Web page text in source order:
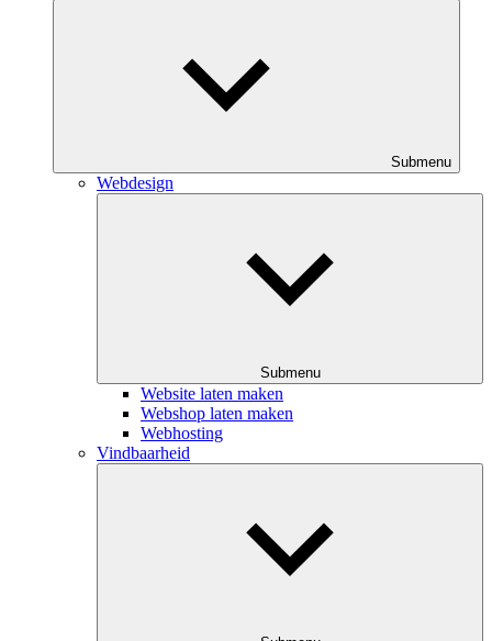
Submenu
Webdesign
Submenu
Website laten maken
Webshop laten maken
Webhosting
Vindbaarheid